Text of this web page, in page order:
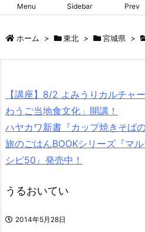
Menu Sidebar Prev
ホーム > 東北 > 宮城県 >
【講座】8/2 よみうりカルチャ
わうご当地食文化」開講！
ハヤカワ新書『カップ焼きそば
旅のごはんBOOKシリーズ『マ
シピ50』発売中！
うるおいてい
2014年5月28日